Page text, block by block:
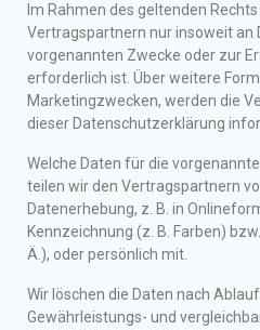
Im Rahmen des geltenden
Vertragspartnern nur insoweit an
vorgenannten Zwecke oder zur
erforderlich ist. Über weitere
Marketingzwecken, werden die
dieser Datenschutzerklärung
Welche Daten für die
teilen wir den Vertragspartnern
Datenerhebung, z. B. in
Kennzeichnung (z. B. Farben)
Ä.), oder persönlich mit.
Wir löschen die Daten nach
Gewährleistungs- und